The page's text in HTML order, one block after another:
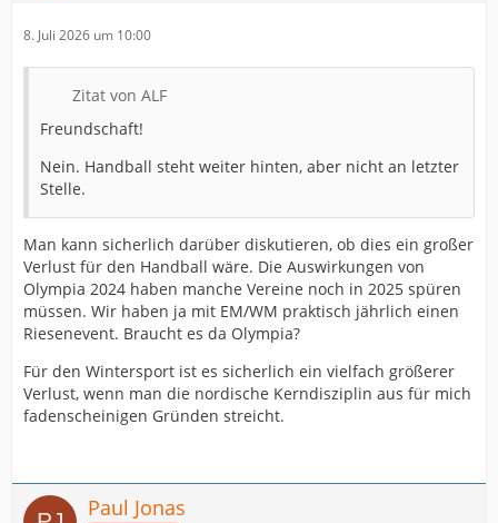
8. Juli 2026 um 10:00
Zitat von ALF
Freundschaft!
Nein. Handball steht weiter hinten, aber nicht an letzter
Stelle.
Man kann sicherlich darüber diskutieren, ob dies ein großer
Verlust für den Handball wäre. Die Auswirkungen von
Olympia 2024 haben manche Vereine noch in 2025 spüren
müssen. Wir haben ja mit EM/WM praktisch jährlich einen
Riesenevent. Braucht es da Olympia?
Für den Wintersport ist es sicherlich ein vielfach größerer
Verlust, wenn man die nordische Kerndisziplin aus für mich
fadenscheinigen Gründen streicht.
Paul Jonas